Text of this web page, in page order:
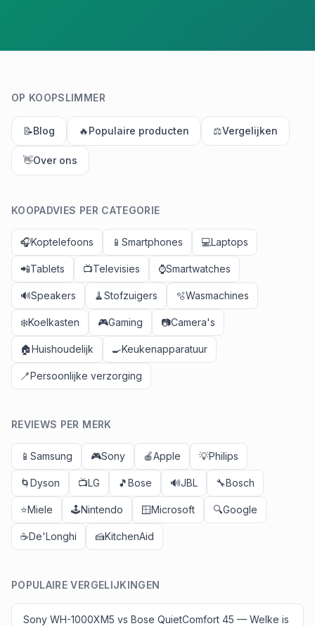
OP KOOPSLIMMER
📝Blog 🔥Populaire producten ⚖️Vergelijken
👋Over ons
KOOPADVIES PER CATEGORIE
🎧Koptelefoons 📱 Smartphones 💻Laptops
📲Tablets 📺Televisies ⌚Smartwatches
🔊Speakers 🧹Stofzuigers 🫧Wasmachines
❄️Koelkasten 🎮Gaming 📷Camera's
🏠Huishoudelijk 🍳Keukenapparatuur
🪥Persoonlijke verzorging
REVIEWS PER MERK
📱 Samsung 🎮Sony 🍎Apple 💡Philips
🌀Dyson 📺LG 🎵Bose 🔊JBL 🔧Bosch
⭐Miele 🕹️Nintendo 🪟Microsoft 🔍Google
☕De'Longhi 🍰KitchenAid
POPULAIRE VERGELIJKINGEN
Sony WH-1000XM5 vs Bose QuietComfort 45 — Welke is